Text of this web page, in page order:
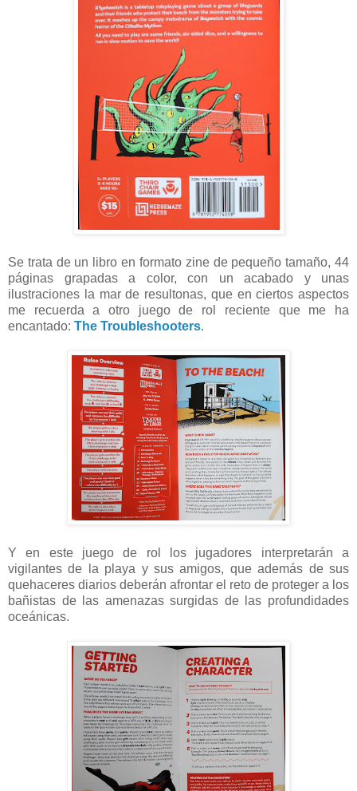
Se trata de un libro en formato zine de pequeño tamaño, 44
páginas grapadas a color, con un acabado y unas
ilustraciones la mar de resultonas, que en ciertos aspectos
me recuerda a otro juego de rol reciente que me ha
encantado: The Troubleshooters.
Y en este juego de rol los jugadores interpretarán a
vigilantes de la playa y sus amigos, que además de sus
quehaceres diarios deberán afrontar el reto de proteger a los
bañistas de las amenazas surgidas de las profundidades
oceánicas.